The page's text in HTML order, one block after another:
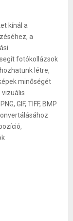
kínál a
a
fotókollázsok
létre,
minőségét
GIF, TIFF, BMP